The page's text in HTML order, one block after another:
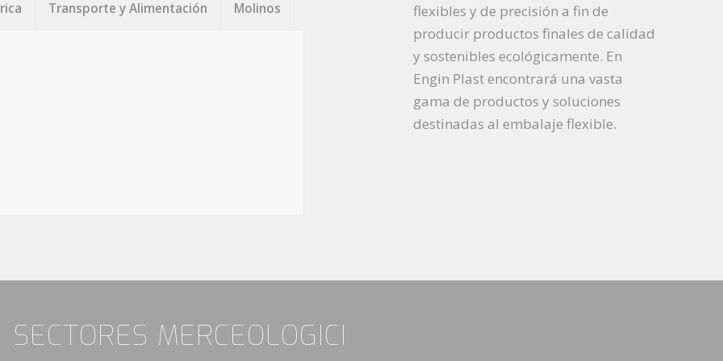
Transporte y Alimentación Molinos
flexibles y de precisión a fin de
producir productos finales de calidad
y sostenibles ecológicamente. En
Engin Plast encontrará una vasta
gama de productos y soluciones
destinadas al embalaje flexible.
SECTORES MERCEOLOGICI